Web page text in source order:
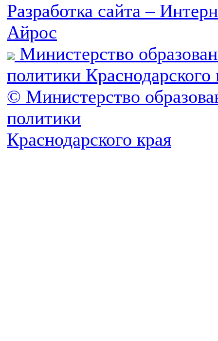
Разработка сайта –
Айрос
Министерство
политики Краснодарского
© Министерство
политики
Краснодарского края